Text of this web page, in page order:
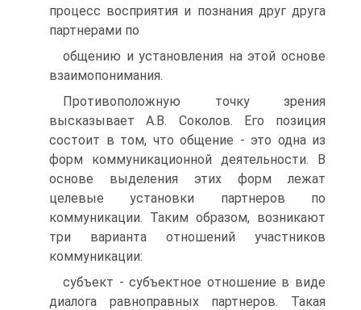
процесс восприятия и познания друг друга
партнерами по
общению и установления на этой основе
взаимопонимания.
Противоположную точку зрения
высказывает А.В. Соколов. Его позиция
состоит в том, что общение - это одна из
форм коммуникационной деятельности. В
основе выделения этих форм лежат
целевые установки партнеров по
коммуникации. Таким образом, возникают
три варианта отношений участников
коммуникации:
субъект - субъектное отношение в виде
диалога равноправных партнеров. Такая